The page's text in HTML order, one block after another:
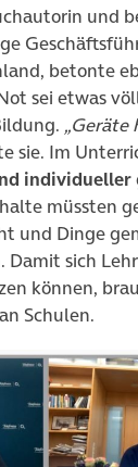
in neuem
und
betonte
sei etwas
sie. Im
individueller
müssten
und Dinge
Damit sich
können,
Schulen.